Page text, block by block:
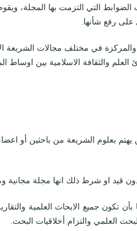
التي التزمت بها المجلة، ويقوم
على رفع شأنها.
في مختلف مجالات الشريعة
والثقافة الاسلامية بين اوساط
بعلوم الشريعة من باحثين أو
او شرط ذلك انها مجلة مجانية
تكون جميع الابحاث العلمية
العلمي والتزام أخلاقيات البحث.